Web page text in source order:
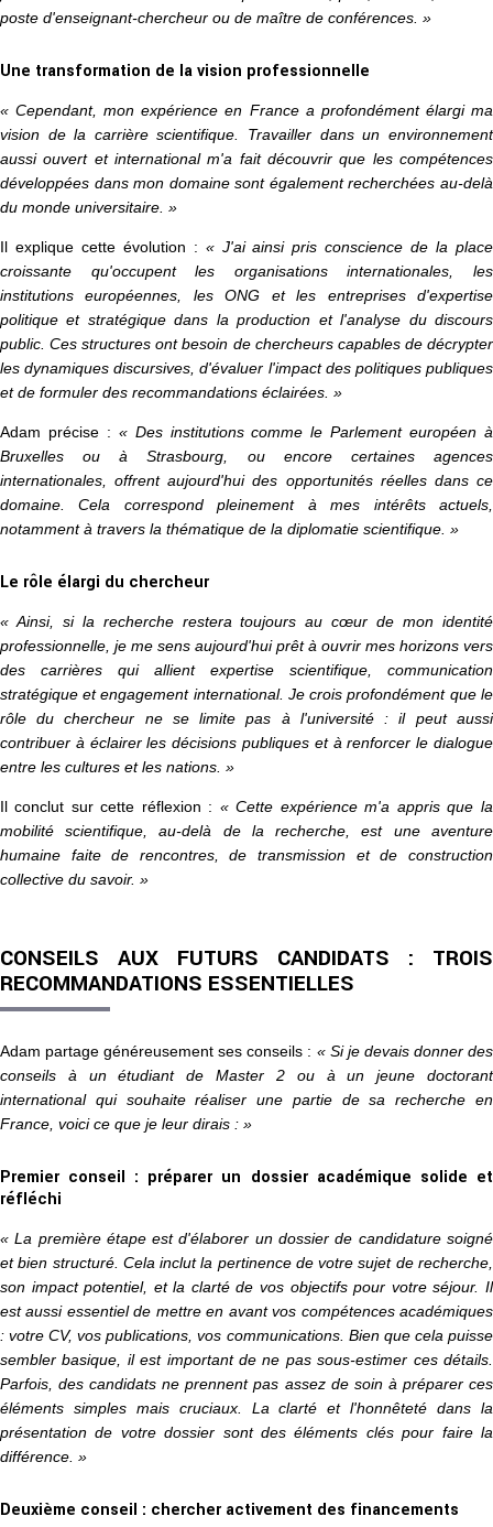
poste d'enseignant-chercheur ou de maître de conférences. »
Une transformation de la vision professionnelle
« Cependant, mon expérience en France a profondément élargi ma
vision de la carrière scientifique. Travailler dans un environnement
aussi ouvert et international m'a fait découvrir que les compétences
développées dans mon domaine sont également recherchées au-delà
du monde universitaire. »
Il explique cette évolution : « J'ai ainsi pris conscience de la place
croissante qu'occupent les organisations internationales, les
institutions européennes, les ONG et les entreprises d'expertise
politique et stratégique dans la production et l'analyse du discours
public. Ces structures ont besoin de chercheurs capables de décrypter
les dynamiques discursives, d'évaluer l'impact des politiques publiques
et de formuler des recommandations éclairées. »
Adam précise : « Des institutions comme le Parlement européen à
Bruxelles ou à Strasbourg, ou encore certaines agences
internationales, offrent aujourd'hui des opportunités réelles dans ce
domaine. Cela correspond pleinement à mes intérêts actuels,
notamment à travers la thématique de la diplomatie scientifique. »
Le rôle élargi du chercheur
« Ainsi, si la recherche restera toujours au cœur de mon identité
professionnelle, je me sens aujourd'hui prêt à ouvrir mes horizons vers
des carrières qui allient expertise scientifique, communication
stratégique et engagement international. Je crois profondément que le
rôle du chercheur ne se limite pas à l'université : il peut aussi
contribuer à éclairer les décisions publiques et à renforcer le dialogue
entre les cultures et les nations. »
Il conclut sur cette réflexion : « Cette expérience m'a appris que la
mobilité scientifique, au-delà de la recherche, est une aventure
humaine faite de rencontres, de transmission et de construction
collective du savoir. »
CONSEILS AUX FUTURS CANDIDATS : TROIS
RECOMMANDATIONS ESSENTIELLES
Adam partage généreusement ses conseils : « Si je devais donner des
conseils à un étudiant de Master 2 ou à un jeune doctorant
international qui souhaite réaliser une partie de sa recherche en
France, voici ce que je leur dirais : »
Premier conseil : préparer un dossier académique solide et
réfléchi
« La première étape est d'élaborer un dossier de candidature soigné
et bien structuré. Cela inclut la pertinence de votre sujet de recherche,
son impact potentiel, et la clarté de vos objectifs pour votre séjour. Il
est aussi essentiel de mettre en avant vos compétences académiques
: votre CV, vos publications, vos communications. Bien que cela puisse
sembler basique, il est important de ne pas sous-estimer ces détails.
Parfois, des candidats ne prennent pas assez de soin à préparer ces
éléments simples mais cruciaux. La clarté et l'honnêteté dans la
présentation de votre dossier sont des éléments clés pour faire la
différence. »
Deuxième conseil : chercher activement des financements